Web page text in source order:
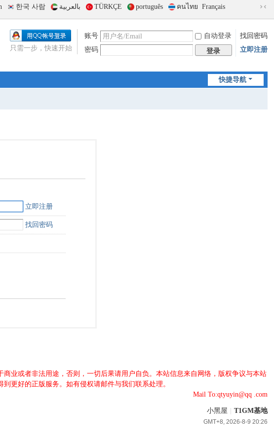
한국 사람 بالعربية TÜRKÇE português คนไทย Français
到
版
账号 自动登录
找回密码
密码
登录 立即注册
只需一步，快速开始
快捷导航
立即注册
找回密码
业或者非法用途，否则，一切后果请用户自负。本站信息来自网络，版权争议与本站
更好的正版服务。如有侵权请邮件与我们联系处理。
Mail To:qtyuyin@qq .com
小黑屋 T1GM基地
GMT+8, 2026-8-9 20:26